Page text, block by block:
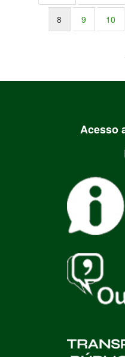
8 9 10
Acesso